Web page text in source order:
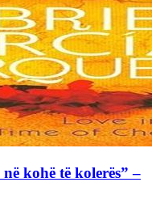
kohë të kolerës” –